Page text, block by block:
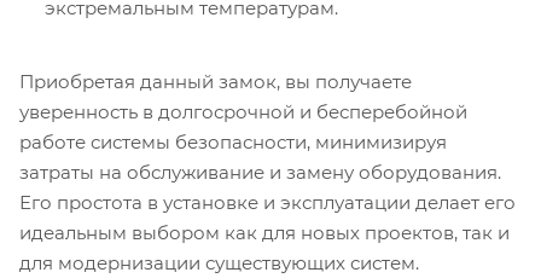
экстремальным температурам.
Приобретая данный замок, вы получаете
уверенность в долгосрочной и бесперебойной
работе системы безопасности, минимизируя
затраты на обслуживание и замену оборудования.
Его простота в установке и эксплуатации делает его
идеальным выбором как для новых проектов, так и
для модернизации существующих систем.